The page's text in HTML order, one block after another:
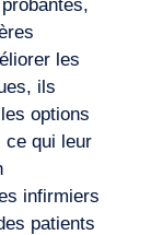
les
ils
options
ce qui leur
infirmiers
patients